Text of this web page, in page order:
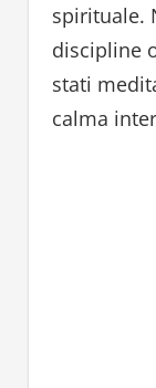
spirituale.
discipline
stati
calma